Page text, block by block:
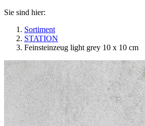
Sie sind hier:
Sortiment
STATION
Feinsteinzeug light grey 10 x 10 cm